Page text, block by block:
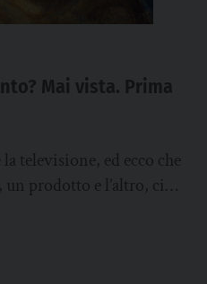
Mai vista. Prima
televisione, ed ecco che
un prodotto e l’altro, ci